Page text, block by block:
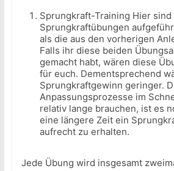
Sprungkraft-Training Hier sind
Sprungkraftübungen
als die aus den vorherigen
Falls ihr diese beiden
gemacht habt, wären diese
für euch. Dementsprechend
Sprungkraftgewinn geringer.
Anpassungsprozesse im
relativ lange brauchen, ist es
eine längere Zeit ein
aufrecht zu erhalten.
Jede Übung wird insgesamt